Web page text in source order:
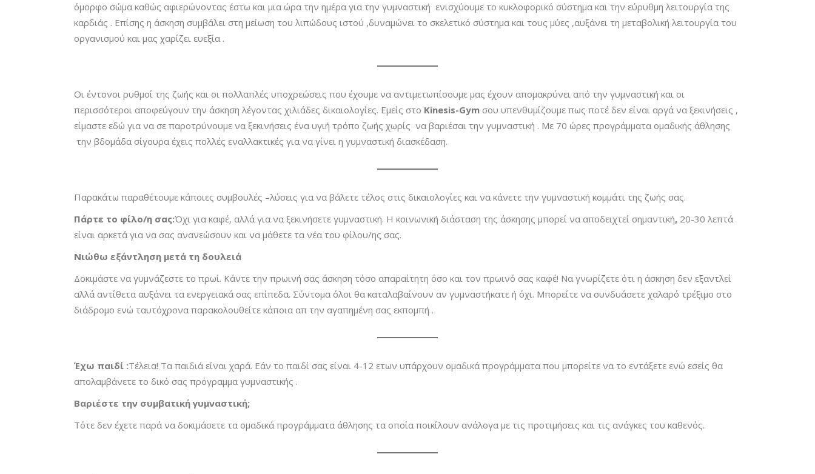
όμορφο σώμα καθώς αφιερώνοντας έστω και μια ώρα την ημέρα για την γυμναστική ενισχύουμε το κυκλοφορικό σύστημα και την εύρυθμη λειτουργία της
καρδιάς . Επίσης η άσκηση συμβάλει στη μείωση του λιπώδους ιστού ,δυναμώνει το σκελετικό σύστημα και τους μύες ,αυξάνει τη μεταβολική λειτουργία του
οργανισμού και μας χαρίζει ευεξία .
Οι έντονοι ρυθμοί της ζωής και οι πολλαπλές υποχρεώσεις που έχουμε να αντιμετωπίσουμε μας έχουν απομακρύνει από την γυμναστική και οι
περισσότεροι αποφεύγουν την άσκηση λέγοντας χιλιάδες δικαιολογίες. Eμείς στο Kinesis-Gym σου υπενθυμίζουμε πως ποτέ δεν είναι αργά να ξεκινήσεις ,
είμαστε εδώ για να σε παροτρύνουμε να ξεκινήσεις ένα υγιή τρόπο ζωής χωρίς να βαριέσαι την γυμναστική . Με 70 ώρες προγράμματα ομαδικής άθλησης
την βδομάδα σίγουρα έχεις πολλές εναλλακτικές για να γίνει η γυμναστική διασκέδαση.
Παρακάτω παραθέτουμε κάποιες συμβουλές –λύσεις για να βάλετε τέλος στις δικαιολογίες και να κάνετε την γυμναστική κομμάτι της ζωής σας.
Πάρτε το φίλο/η σας:Όχι για καφέ, αλλά για να ξεκινήσετε γυμναστική. Η κοινωνική διάσταση της άσκησης μπορεί να αποδειχτεί σημαντική, 20-30 λεπτά
είναι αρκετά για να σας ανανεώσουν και να μάθετε τα νέα του φίλου/ης σας.
Νιώθω εξάντληση μετά τη δουλειά
Δοκιμάστε να γυμνάζεστε το πρωί. Κάντε την πρωινή σας άσκηση τόσο απαραίτητη όσο και τον πρωινό σας καφέ! Να γνωρίζετε ότι η άσκηση δεν εξαντλεί
αλλά αντίθετα αυξάνει τα ενεργειακά σας επίπεδα. Σύντομα όλοι θα καταλαβαίνουν αν γυμναστήκατε ή όχι. Μπορείτε να συνδυάσετε χαλαρό τρέξιμο στο
διάδρομο ενώ ταυτόχρονα παρακολουθείτε κάποια απ την αγαπημένη σας εκπομπή .
Έχω παιδί :Τέλεια! Τα παιδιά είναι χαρά. Εάν το παιδί σας είναι 4-12 ετων υπάρχουν ομαδικά προγράμματα που μπορείτε να το εντάξετε ενώ εσείς θα
απολαμβάνετε το δικό σας πρόγραμμα γυμναστικής .
Βαριέστε την συμβατική γυμναστική;
Τότε δεν έχετε παρά να δοκιμάσετε τα ομαδικά προγράμματα άθλησης τα οποία ποικίλουν ανάλογα με τις προτιμήσεις και τις ανάγκες του καθενός.